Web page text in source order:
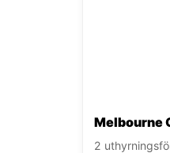
Melbourne
2